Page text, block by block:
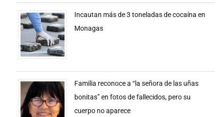
Incautan más de 3 toneladas de cocaína en
Monagas
Familia reconoce a “la señora de las uñas
bonitas” en fotos de fallecidos, pero su
cuerpo no aparece